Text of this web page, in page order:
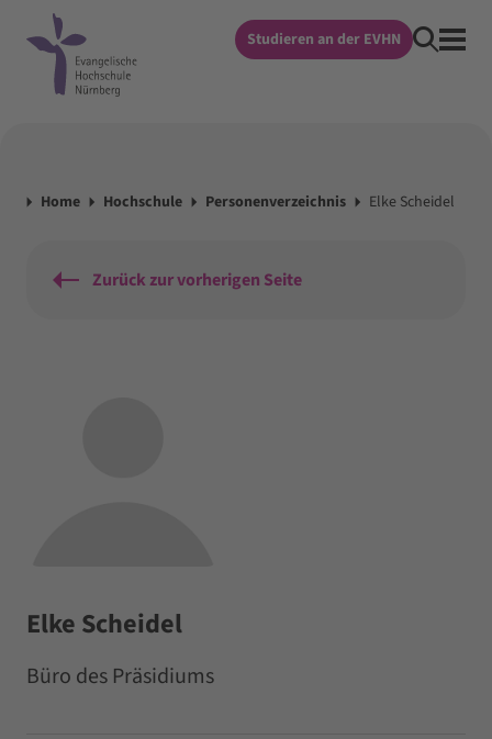
Studieren an der EVHN
Home Hochschule Personenverzeichnis Elke Scheidel
Zurück zur vorherigen Seite
Elke Scheidel
Büro des Präsidiums